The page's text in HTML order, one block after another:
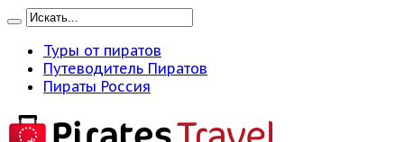
Туры от пиратов
Путеводитель Пиратов
Пираты Россия